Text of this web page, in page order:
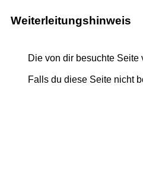
Weiterleitungshinweis
Die von dir besuchte Seite
Falls du diese Seite nicht